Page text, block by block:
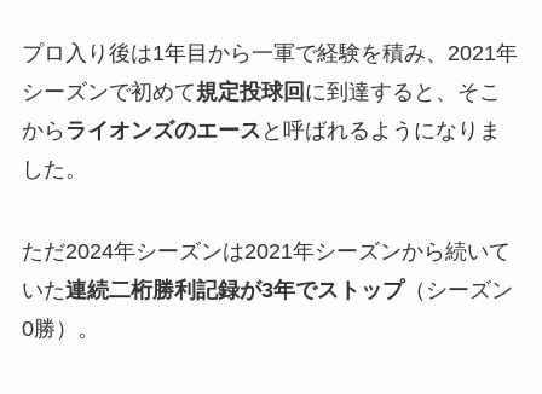
プロ入り後は1年目から一軍で経験を積み、2021年
シーズンで初めて規定投球回 に到達すると、そこ
から ライオンズのエース と呼ばれるようになりま
した。
ただ2024年シーズンは2021年シーズンから続いて
いた連続二桁勝利記録が3年でストップ（シーズン
0勝）。